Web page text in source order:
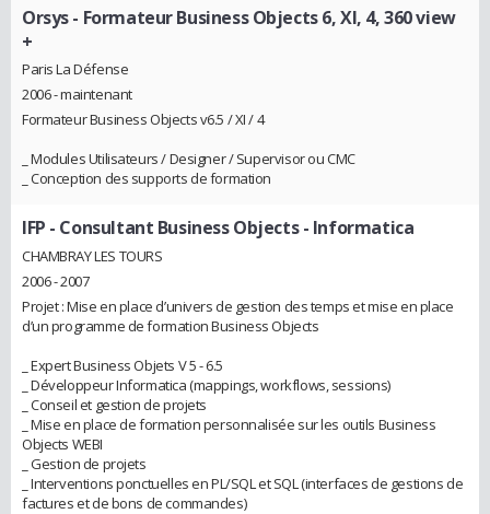
Orsys- Formateur Business Objects 6, XI, 4, 360 view
+
Paris La Défense
2006 - maintenant
Formateur Business Objects v6.5 / XI / 4
_ Modules Utilisateurs / Designer / Supervisor ou CMC
_ Conception des supports de formation
IFP - Consultant Business Objects - Informatica
CHAMBRAY LES TOURS
2006 - 2007
Projet : Mise en place d’univers de gestion des temps et mise en place
d’un programme de formation Business Objects
_ Expert Business Objets V 5 - 6.5
_ Développeur Informatica (mappings, workflows, sessions)
_ Conseil et gestion de projets
_ Mise en place de formation personnalisée sur les outils Business
Objects WEBI
_ Gestion de projets
_ Interventions ponctuelles en PL/SQL et SQL (interfaces de gestions de
factures et de bons de commandes)